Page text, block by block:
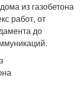
из газобетона
работ, от
до